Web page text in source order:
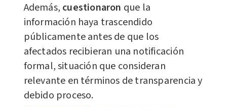
Además, cuestionaron que la
información haya trascendido
públicamente antes de que los
afectados recibieran una notificación
formal, situación que consideran
relevante en términos de transparencia y
debido proceso.